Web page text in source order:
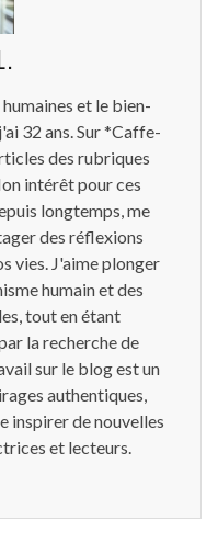
et le bien-
32 ans. Sur *Caffe-
des rubriques
intérêt pour ces
longtemps, me
des réflexions
vies. J'aime plonger
humain et des
tout en étant
la recherche de
sur le blog est un
authentiques,
inspirer de nouvelles
et lecteurs.